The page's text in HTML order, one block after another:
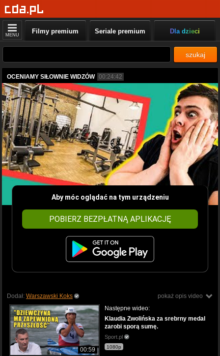
MENU Filmy premium Seriale premium Dla dzieci
szukaj
OCENIAMY SIŁOWNIE WIDZÓW 00:24:42
Aby móc oglądać na tym urządzeniu
POBIERZ BEZPŁATNĄ APLIKACJĘ
pokaż opis video
Dodał: Warszawski Koks
00:59
Następne wideo:
Klaudia Zwolińska za srebrny medal
zarobi sporą sumę.
Sport.pl
1080p